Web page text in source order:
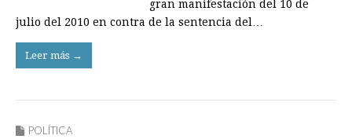
gran manifestación del 10 de
julio del 2010 en contra de la sentencia del…
Leer más →
POLÍTICA